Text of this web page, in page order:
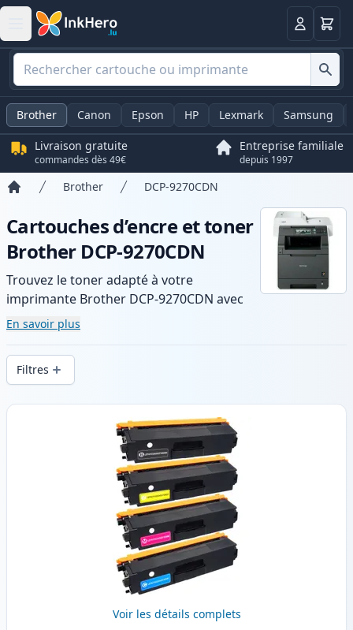
Panier
Brother Canon Epson HP Lexmark Samsung
Livraison gratuite
commandes dès 49€
Entreprise familiale
depuis 1997
Brother DCP-9270CDN
Cartouches d’encre et toner
Brother DCP-9270CDN
Trouvez le toner adapté à votre
imprimante Brother DCP-9270CDN avec
notre gamme de cartouches compatibles
et haute capacité. Profitez d’une qualité
d’impression constante et d’une livraison
rapide depuis un stock local en .
En savoir plus
Filtres
Produits
Voir les détails complets